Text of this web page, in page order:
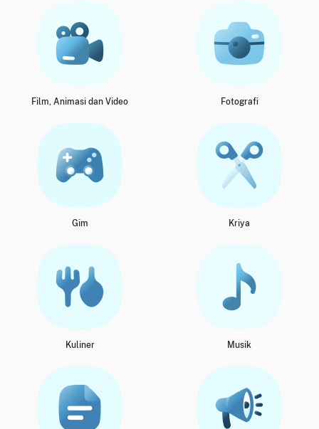
Film, Animasi dan Video Fotografi
Gim Kriya
Kuliner Musik